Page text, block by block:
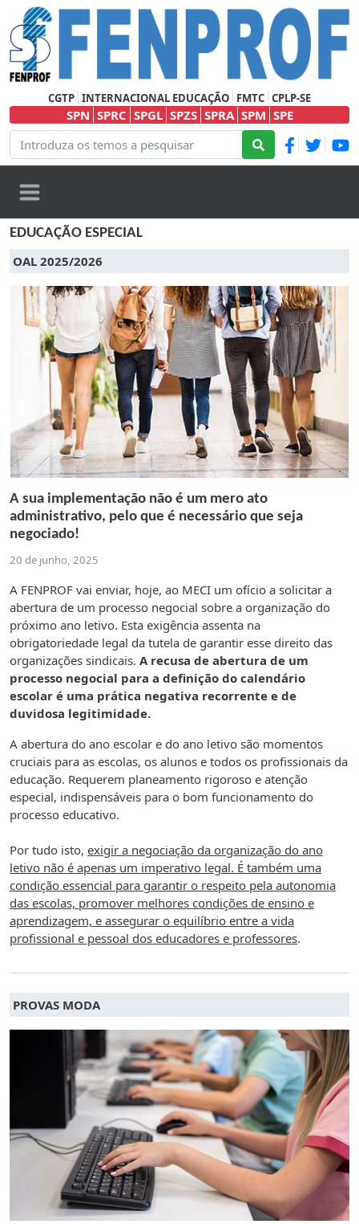
CGTP INTERNACIONAL EDUCAÇÃO FMTC CPLP-SE
SPN SPRC SPGL SPZS SPRA SPM SPE
EDUCAÇÃO ESPECIAL
OAL 2025/2026
A sua implementação não é um mero ato
administrativo, pelo que é necessário que seja
negociado!
20 de junho, 2025
A FENPROF vai enviar, hoje, ao MECI um ofício a solicitar a
abertura de um processo negocial sobre a organização do
próximo ano letivo. Esta exigência assenta na
obrigatoriedade legal da tutela de garantir esse direito das
organizações sindicais. A recusa de abertura de um
processo negocial para a definição do calendário
escolar é uma prática negativa recorrente e de
duvidosa legitimidade.
A abertura do ano escolar e do ano letivo são momentos
cruciais para as escolas, os alunos e todos os profissionais da
educação. Requerem planeamento rigoroso e atenção
especial, indispensáveis para o bom funcionamento do
processo educativo.
Por tudo isto, exigir a negociação da organização do ano
letivo não é apenas um imperativo legal. É também uma
condição essencial para garantir o respeito pela autonomia
das escolas, promover melhores condições de ensino e
aprendizagem, e assegurar o equilíbrio entre a vida
profissional e pessoal dos educadores e professores.
PROVAS MODA